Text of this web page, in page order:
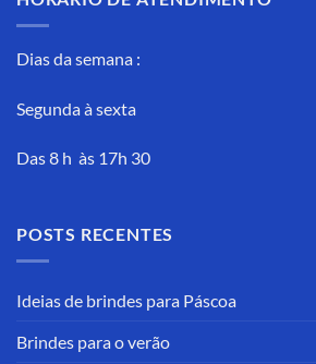
Dias da semana :
Segunda à sexta
Das 8 h às 17h 30
POSTS RECENTES
Ideias de brindes para Páscoa
Brindes para o verão